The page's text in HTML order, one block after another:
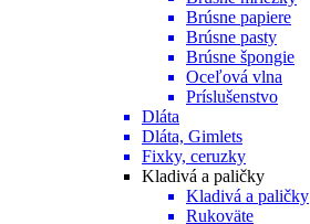
Brúsne papiere
Brúsne pasty
Brúsne špongie
Oceľová vlna
Príslušenstvo
Dláta
Dláta, Gimlets
Fixky, ceruzky
Kladivá a paličky
Kladivá a paličky
Rukoväte